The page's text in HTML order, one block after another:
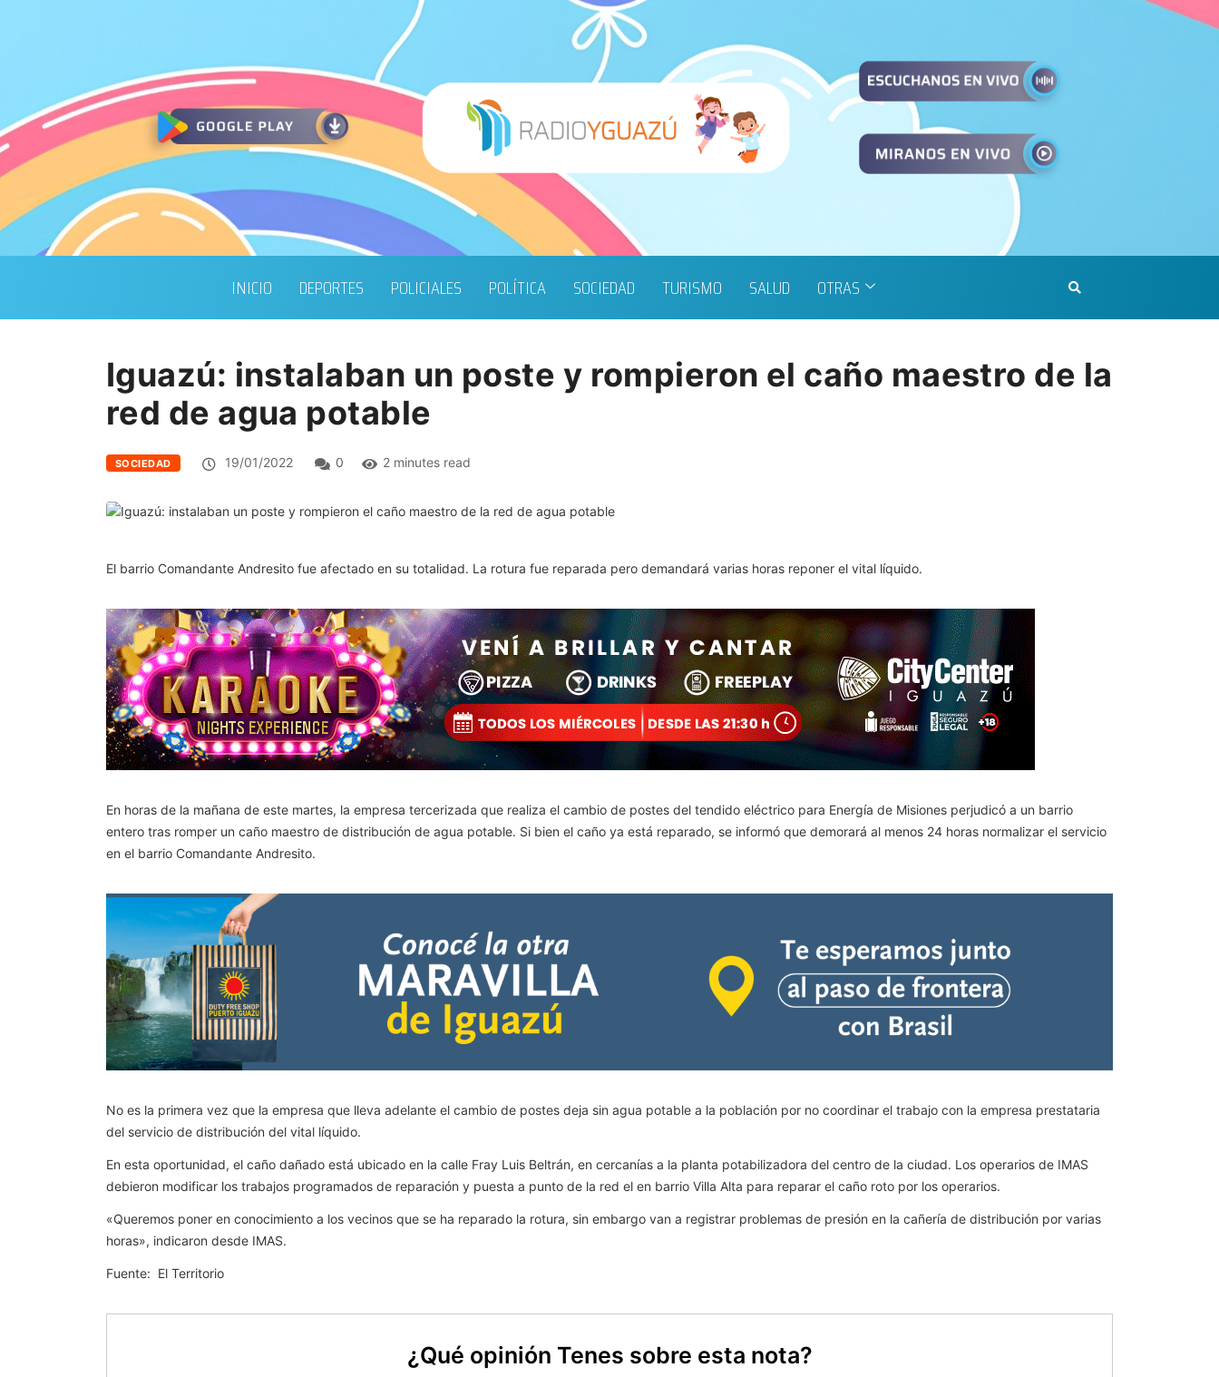
INICIO DEPORTES POLICIALES POLÍTICA SOCIEDAD TURISMO SALUD OTRAS
Iguazú: instalaban un poste y rompieron el caño maestro de la
red de agua potable
SOCIEDAD 19/01/2022 0 2 minutes read
El barrio Comandante Andresito fue afectado en su totalidad. La rotura fue reparada pero demandará varias horas reponer el vital líquido.
En horas de la mañana de este martes, la empresa tercerizada que realiza el cambio de postes del tendido eléctrico para Energía de Misiones perjudicó a un barrio
entero tras romper un caño maestro de distribución de agua potable. Si bien el caño ya está reparado, se informó que demorará al menos 24 horas normalizar el servicio
en el barrio Comandante Andresito.
No es la primera vez que la empresa que lleva adelante el cambio de postes deja sin agua potable a la población por no coordinar el trabajo con la empresa prestataria
del servicio de distribución del vital líquido.
En esta oportunidad, el caño dañado está ubicado en la calle Fray Luis Beltrán, en cercanías a la planta potabilizadora del centro de la ciudad. Los operarios de IMAS
debieron modificar los trabajos programados de reparación y puesta a punto de la red el en barrio Villa Alta para reparar el caño roto por los operarios.
«Queremos poner en conocimiento a los vecinos que se ha reparado la rotura, sin embargo van a registrar problemas de presión en la cañería de distribución por varias
horas», indicaron desde IMAS.
Fuente: El Territorio
¿Qué opinión Tenes sobre esta nota?